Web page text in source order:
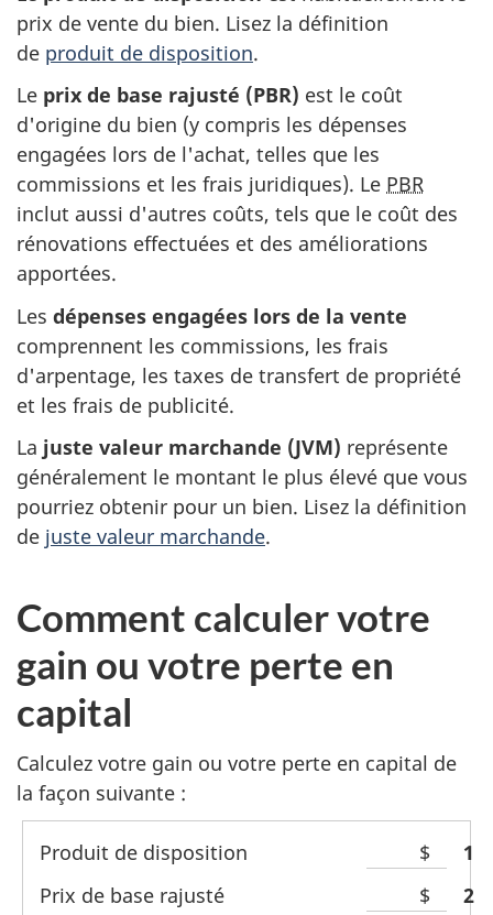
prix de vente du bien. Lisez la définition
de produit de disposition.
Le prix de base rajusté (PBR) est le coût
d'origine du bien (y compris les dépenses
engagées lors de l'achat, telles que les
commissions et les frais juridiques). Le PBR
inclut aussi d'autres coûts, tels que le coût des
rénovations effectuées et des améliorations
apportées.
Les dépenses engagées lors de la vente
comprennent les commissions, les frais
d'arpentage, les taxes de transfert de propriété
et les frais de publicité.
La juste valeur marchande (JVM) représente
généralement le montant le plus élevé que vous
pourriez obtenir pour un bien. Lisez la définition
de juste valeur marchande.
Comment calculer votre
gain ou votre perte en
capital
Calculez votre gain ou votre perte en capital de
la façon suivante :
Produit de disposition $
1
Prix de base rajusté
$
2